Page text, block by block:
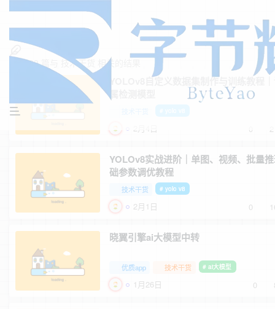
找到 29 篇与 技术干货 相关的结果
YOLOv8自定义数据集制作与训练教程
2月4日 0
YOLOv8实战进阶｜单图、视频、批量
础参数调优教程
技术干货 # yolo v8
2月1日 0
晓翼引擎ai大模型中转
优质app 技术干货 # ai大模型
1月26日 0